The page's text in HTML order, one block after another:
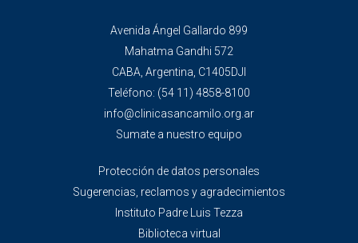
Avenida Ángel Gallardo 899
Mahatma Gandhi 572
CABA, Argentina, C1405DJI
Teléfono: (54 11) 4858-8100
info@clinicasancamilo.org.ar
Sumate a nuestro equipo
Protección de datos personales
Sugerencias, reclamos y agradecimientos
Instituto Padre Luis Tezza
Biblioteca virtual